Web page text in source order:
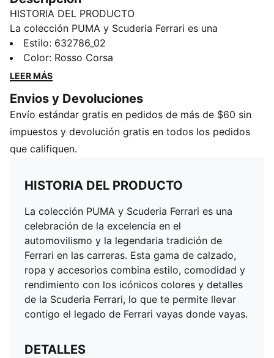
HISTORIA DEL PRODUCTO
La colección PUMA y Scuderia Ferrari es una
celebración de la excelencia en el automovilismo y la
legendaria tradición de Ferrari en las carreras. Esta
gama de calzado, ropa y accesorios combina estilo,
detalles de la Scuderia Ferrari, lo que te permite llevar
contigo el legado de Ferrari vayas donde vayas.
DETALLES
Corte: regular
Manga corta
Largo: regular
Detalles de estampado
Detalles de la marca Scuderia Ferrari y PUMA
Estilo: 632786_02
Color: Rosso Corsa
LEER MÁS
Envios y Devoluciones
Envío estándar gratis en pedidos de más de $60 sin
impuestos y devolución gratis en todos los pedidos
que califiquen.
HISTORIA DEL PRODUCTO
La colección PUMA y Scuderia Ferrari es una
celebración de la excelencia en el
automovilismo y la legendaria tradición de
Ferrari en las carreras. Esta gama de calzado,
ropa y accesorios combina estilo, comodidad y
rendimiento con los icónicos colores y detalles
de la Scuderia Ferrari, lo que te permite llevar
contigo el legado de Ferrari vayas donde vayas.
DETALLES